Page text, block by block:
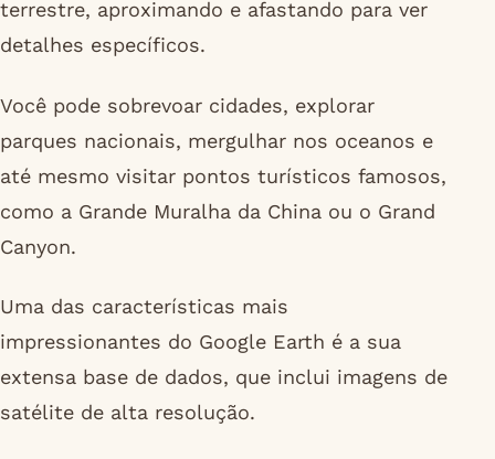
terrestre, aproximando e afastando para ver
detalhes específicos.
Você pode sobrevoar cidades, explorar
parques nacionais, mergulhar nos oceanos e
até mesmo visitar pontos turísticos famosos,
como a Grande Muralha da China ou o Grand
Canyon.
Uma das características mais
impressionantes do Google Earth é a sua
extensa base de dados, que inclui imagens de
satélite de alta resolução.